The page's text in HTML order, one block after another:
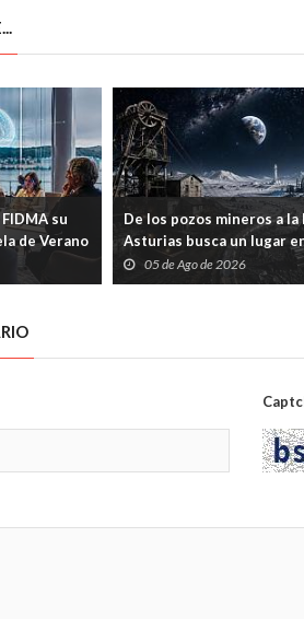
su
de Verano
y
De los pozos mineros a la
Asturias busca un lugar
carrera espacial
05 de Ago de 2026